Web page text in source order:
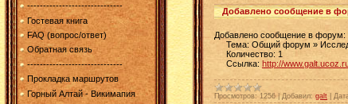
------------------------------
Гостевая книга
FAQ (вопрос/ответ)
Обратная связь
------------------------------
Прокладка маршрутов
Горный Алтай - Викимапия
Добавлено сообщение в
Добавлено сообщение в форум:
Тема: Общий форум »
Количество: 1
Ссылка: http://
Просмотров: 1256 | Добавил: galt